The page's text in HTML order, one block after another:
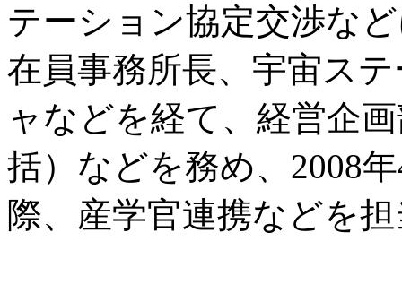
テーション協定交渉な
在員事務所長、宇宙ス
ャなどを経て、経営企
括）などを務め、2008
際、産学官連携などを